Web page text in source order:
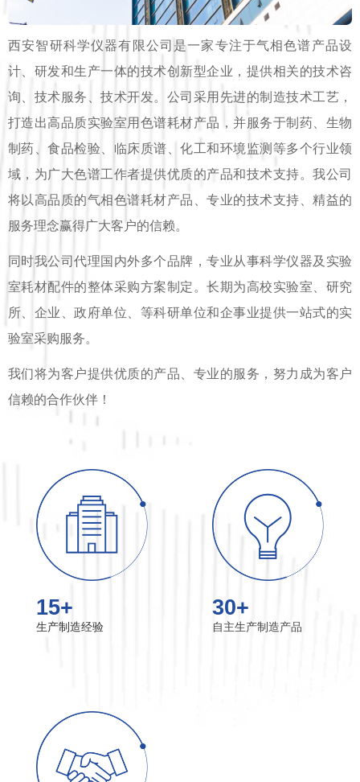
15+
生产制造经验
30+
自主生产制造产品
西安智研科学仪器有限公司是一家专注于气相色谱产品设
计、研发和生产一体的技术创新型企业，提供相关的技术咨
询、技术服务、技术开发。公司采用先进的制造技术工艺，
打造出高品质实验室用色谱耗材产品，并服务于制药、生物
制药、食品检验、临床质谱、化工和环境监测等多个行业领
域，为广大色谱工作者提供优质的产品和技术支持。我公司
将以高品质的气相色谱耗材产品、专业的技术支持、精益的
服务理念赢得广大客户的信赖。
同时我公司代理国内外多个品牌，专业从事科学仪器及实验
室耗材配件的整体采购方案制定。长期为高校实验室、研究
所、企业、政府单位、等科研单位和企事业提供一站式的实
验室采购服务。
我们将为客户提供优质的产品、专业的服务，努力成为客户
信赖的合作伙伴！